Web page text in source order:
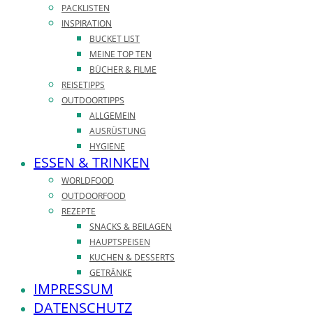
PACKLISTEN
INSPIRATION
BUCKET LIST
MEINE TOP TEN
BÜCHER & FILME
REISETIPPS
OUTDOORTIPPS
ALLGEMEIN
AUSRÜSTUNG
HYGIENE
ESSEN & TRINKEN
WORLDFOOD
OUTDOORFOOD
REZEPTE
SNACKS & BEILAGEN
HAUPTSPEISEN
KUCHEN & DESSERTS
GETRÄNKE
IMPRESSUM
DATENSCHUTZ